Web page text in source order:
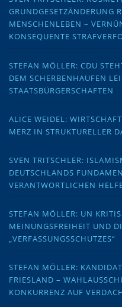
GRUNDGESETZÄNDERUNG
MENSCHENLEBEN –
KONSEQUENTE
STEFAN MÖLLER: CDU
DEM SCHERBENHAUFEN
STAATSBÜRGERSCHAFTEN
ALICE WEIDEL:
MERZ IN STRUKTURELLER
SVEN TRITSCHLER:
DEUTSCHLANDS
VERANTWORTLICHEN
STEFAN MÖLLER: UN
MEINUNGSFREIHEIT UND
„VERFASSUNGSSCHUTZES“
STEFAN MÖLLER:
FRIESLAND –
KONKURRENZ AUF